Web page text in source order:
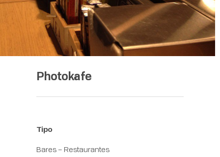
Photokafe
Tipo
Bares – Restaurantes